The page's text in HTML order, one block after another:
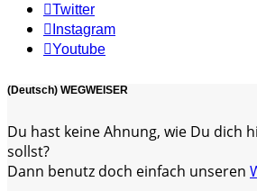
Twitter
Instagram
Youtube
(Deutsch) WEGWEISER
Du hast keine Ahnung, wie Du dich
sollst?
Dann benutz doch einfach unseren